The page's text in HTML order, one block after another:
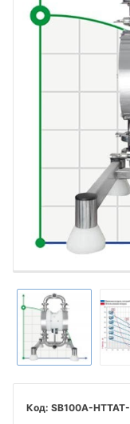
SB100A-HTTAT-